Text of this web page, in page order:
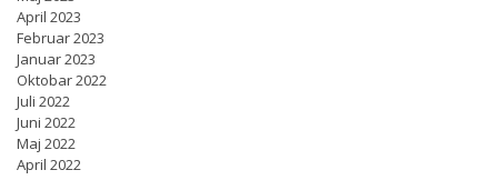
April 2023
Februar 2023
Januar 2023
Oktobar 2022
Juli 2022
Juni 2022
Maj 2022
April 2022